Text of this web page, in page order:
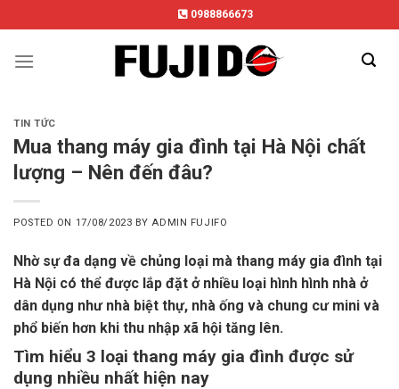
to
content
0988866673
TIN TỨC
Mua thang máy gia đình tại Hà Nội chất
lượng – Nên đến đâu?
POSTED ON 17/08/2023 BY ADMIN FUJIFO
Nhờ sự đa dạng về chủng loại mà thang máy gia đình tại
Hà Nội có thể được lắp đặt ở nhiều loại hình hình nhà ở
dân dụng như nhà biệt thự, nhà ống và chung cư mini và
phổ biến hơn khi thu nhập xã hội tăng lên.
Tìm hiểu 3 loại thang máy gia đình được sử
dụng nhiều nhất hiện nay